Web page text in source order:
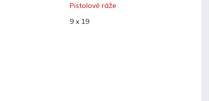
Pistolové ráže
9 x 19